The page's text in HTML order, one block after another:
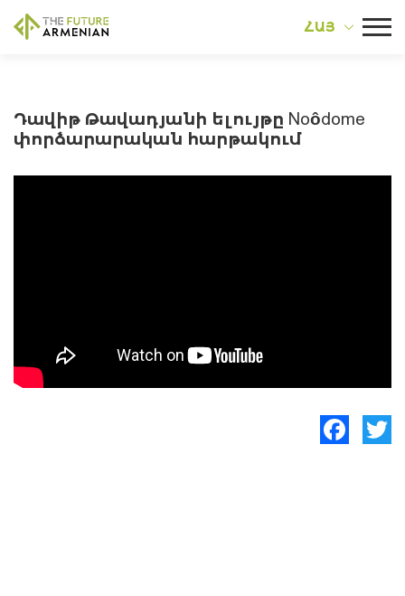
ՀԱՅ
Դավիթ Թավադյանի ելույթը Noôdome
փորձարարական հարթակում